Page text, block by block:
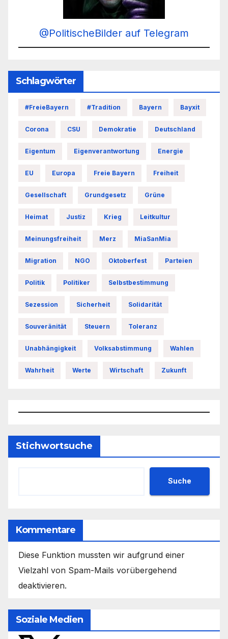
@PolitischeBilder auf Telegram
Schlagwörter
#FreieBayern #Tradition Bayern Bayxit
Corona CSU Demokratie Deutschland
Eigentum Eigenverantwortung Energie
EU Europa Freie Bayern Freiheit
Gesellschaft Grundgesetz Grüne
Heimat Justiz Krieg Leitkultur
Meinungsfreiheit Merz MiaSanMia
Migration NGO Oktoberfest Parteien
Politik Politiker Selbstbestimmung
Sezession Sicherheit Solidarität
Souveränität Steuern Toleranz
Unabhängigkeit Volksabstimmung Wahlen
Wahrheit Werte Wirtschaft Zukunft
Stichwortsuche
Suche
Kommentare
Diese Funktion mussten wir aufgrund einer
Vielzahl von Spam-Mails vorübergehend
deaktivieren.
Soziale Medien